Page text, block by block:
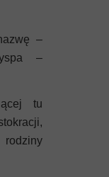
–
–
tu